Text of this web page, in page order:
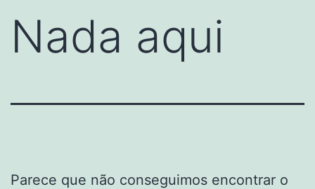
Nada aqui
Parece que não conseguimos encontrar o